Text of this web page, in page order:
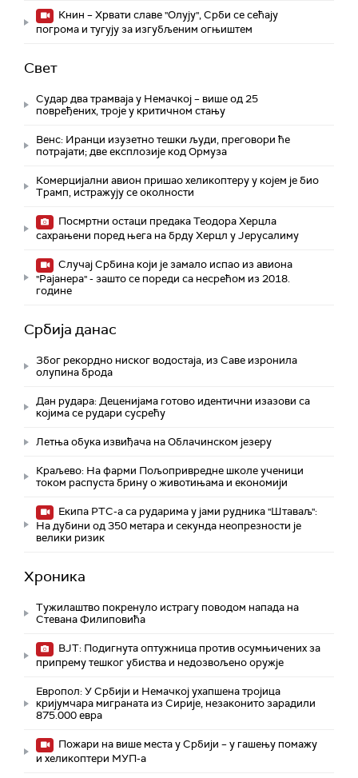
Книн – Хрвати славе "Олују", Срби се сећају
погрома и тугују за изгубљеним огњиштем
Свет
Судар два трамваја у Немачкој – више од 25
повређених, троје у критичном стању
Венс: Иранци изузетно тешки људи, преговори ће
потрајати; две експлозије код Ормуза
Комерцијални авион пришао хеликоптеру у којем је био
Трамп, истражују се околности
Посмртни остаци предака Теодора Херцла
сахрањени поред њега на брду Херцл у Јерусалиму
Случај Србина који је замало испао из авиона
"Рајанера" - зашто се пореди са несрећом из 2018.
године
Србија данас
Због рекордно ниског водостаја, из Саве изронила
олупина брода
Дан рудара: Деценијама готово идентични изазови са
којима се рудари сусрећу
Летња обука извиђача на Облачинском језеру
Краљево: На фарми Пољопривредне школе ученици
током распуста брину о животињама и економији
Екипа РТС-а са рударима у јами рудника "Штаваљ":
На дубини од 350 метара и секунда неопрезности је
велики ризик
Хроника
Тужилаштво покренуло истрагу поводом напада на
Стевана Филиповића
ВЈТ: Подигнута оптужница против осумњичених за
припрему тешког убиства и недозвољено оружје
Европол: У Србији и Немачкој ухапшена тројица
кријумчара миграната из Сирије, незаконито зарадили
875.000 евра
Пожари на више места у Србији – у гашењу помажу
и хеликоптери МУП-а